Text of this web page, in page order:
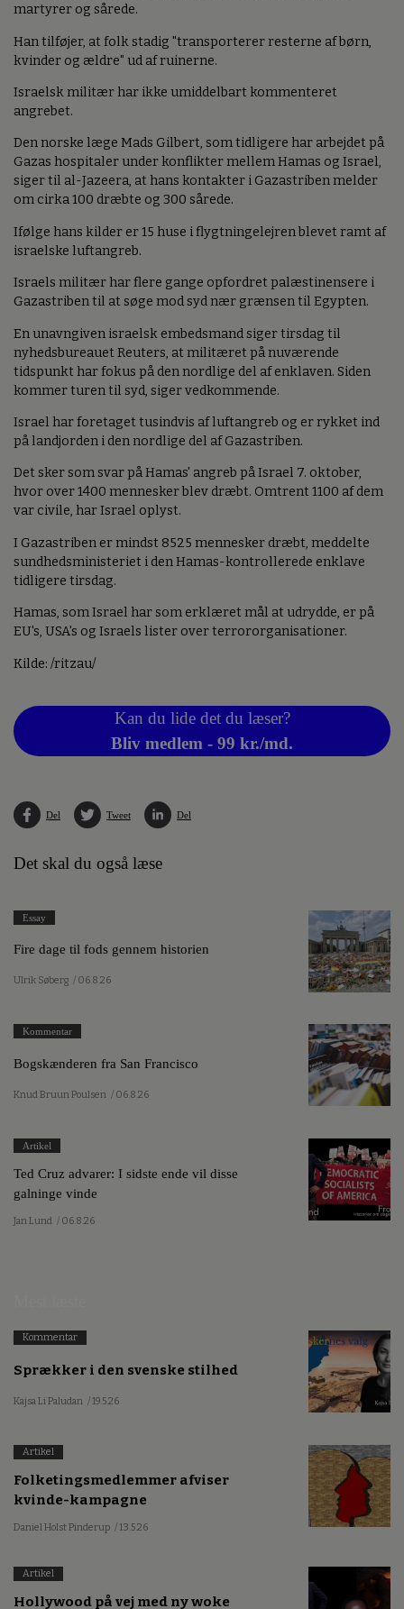
martyrer og sårede.
Han tilføjer, at folk stadig "transporterer resterne af børn,
kvinder og ældre" ud af ruinerne.
Israelsk militær har ikke umiddelbart kommenteret
angrebet.
Den norske læge Mads Gilbert, som tidligere har arbejdet på
Gazas hospitaler under konflikter mellem Hamas og Israel,
siger til al-Jazeera, at hans kontakter i Gazastriben melder
om cirka 100 dræbte og 300 sårede.
Ifølge hans kilder er 15 huse i flygtningelejren blevet ramt af
israelske luftangreb.
Israels militær har flere gange opfordret palæstinensere i
Gazastriben til at søge mod syd nær grænsen til Egypten.
En unavngiven israelsk embedsmand siger tirsdag til
nyhedsbureauet Reuters, at militæret på nuværende
tidspunkt har fokus på den nordlige del af enklaven. Siden
kommer turen til syd, siger vedkommende.
Israel har foretaget tusindvis af luftangreb og er rykket ind
på landjorden i den nordlige del af Gazastriben.
Det sker som svar på Hamas' angreb på Israel 7. oktober,
hvor over 1400 mennesker blev dræbt. Omtrent 1100 af dem
var civile, har Israel oplyst.
I Gazastriben er mindst 8525 mennesker dræbt, meddelte
sundhedsministeriet i den Hamas-kontrollerede enklave
tidligere tirsdag.
Hamas, som Israel har som erklæret mål at udrydde, er på
EU's, USA's og Israels lister over terrororganisationer.
Kilde: /ritzau/
Kan du lide det du læser?
Bliv medlem - 99 kr./md.
Del Tweet Del
Det skal du også læse
Essay
Fire dage til fods gennem historien
Ulrik Søberg / 06.8.26
Kommentar
Bogskænderen fra San Francisco
Knud Bruun Poulsen / 06.8.26
Artikel
Ted Cruz advarer: I sidste ende vil disse
galninge vinde
Jan Lund / 06.8.26
Kommentar
Sprækker i den svenske stilhed
Kajsa Li Paludan / 19.5.26
Artikel
Folketingsmedlemmer afviser
kvinde-kampagne
Daniel Holst Pinderup / 13.5.26
Artikel
Hollywood på vej med ny woke